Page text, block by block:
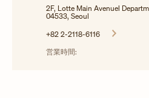
2F, Lotte Main Avenuel
04533, Seoul
+82 2-2118-6116
営業時間: